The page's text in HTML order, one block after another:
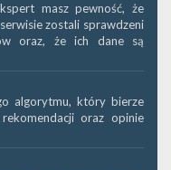
masz pewność, że
zostali sprawdzeni
oraz, że ich dane są
algorytmu, który bierze
oraz opinie